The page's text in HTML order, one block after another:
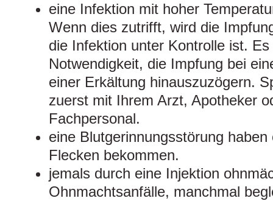
eine Infektion mit hoher
Wenn dies zutrifft, wird die
die Infektion unter Kontrolle ist.
Notwendigkeit, die Impfung bei
einer Erkältung hinauszuzögern.
zuerst mit Ihrem Arzt, Apotheker
Fachpersonal.
eine Blutgerinnungsstörung
Flecken bekommen.
jemals durch eine Injektion
Ohnmachtsanfälle, manchmal